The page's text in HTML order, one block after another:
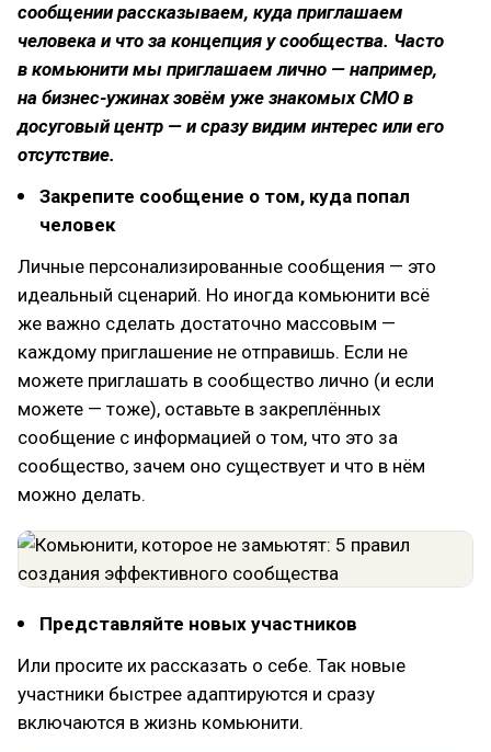
сообщении рассказываем, куда приглашаем
человека и что за концепция у сообщества. Часто
в комьюнити мы приглашаем лично — например,
на бизнес-ужинах зовём уже знакомых CMO в
досуговый центр — и сразу видим интерес или его
отсутствие.
Закрепите сообщение о том, куда попал
человек
Личные персонализированные сообщения — это
идеальный сценарий. Но иногда комьюнити всё
же важно сделать достаточно массовым —
каждому приглашение не отправишь. Если не
можете приглашать в сообщество лично (и если
можете — тоже), оставьте в закреплённых
сообщение с информацией о том, что это за
сообщество, зачем оно существует и что в нём
можно делать.
Представляйте новых участников
Или просите их рассказать о себе. Так новые
участники быстрее адаптируются и сразу
включаются в жизнь комьюнити.